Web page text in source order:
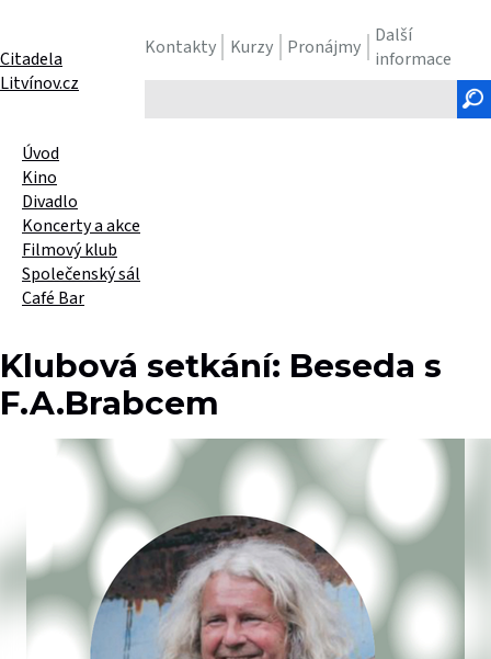
Kontakty Kurzy Pronájmy
Další
informace
text
Citadela
Litvínov.cz
Úvod
Kino
Divadlo
Koncerty a akce
Filmový klub
Společenský sál
Café Bar
Klubová setkání: Beseda s
F.A.Brabcem